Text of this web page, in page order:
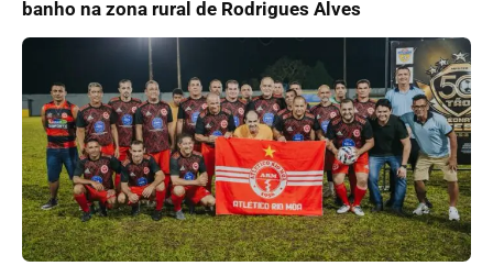
banho na zona rural de Rodrigues Alves